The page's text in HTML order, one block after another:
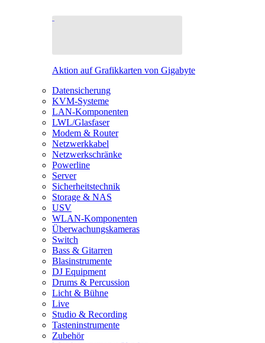
Aktion auf Grafikkarten von Gigabyte
Datensicherung
KVM-Systeme
LAN-Komponenten
LWL/Glasfaser
Modem & Router
Netzwerkkabel
Netzwerkschränke
Powerline
Server
Sicherheitstechnik
Storage & NAS
USV
WLAN-Komponenten
Überwachungskameras
Switch
Bass & Gitarren
Blasinstrumente
DJ Equipment
Drums & Percussion
Licht & Bühne
Live
Studio & Recording
Tasteninstrumente
Zubehör